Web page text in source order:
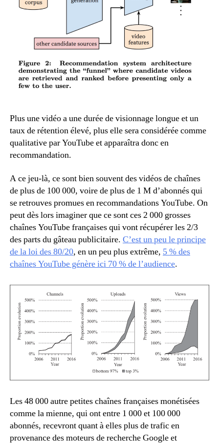
Plus une vidéo a une durée de visionnage longue et un
taux de rétention élevé, plus elle sera considérée comme
qualitative par YouTube et apparaîtra donc en
recommandation.
A ce jeu-là, ce sont bien souvent des vidéos de chaînes
de plus de 100 000, voire de plus de 1 M d’abonnés qui
se retrouves promues en recommandations YouTube. On
peut dès lors imaginer que ce sont ces 2 000 grosses
chaînes YouTube françaises qui vont récupérer les 2/3
des parts du gâteau publicitaire. C’est un peu le principe
de la loi des 80/20, en un peu plus extrême, 5 % des
chaînes YouTube génère ici 70 % de l’audience.
Les 48 000 autre petites chaînes françaises monétisées
comme la mienne, qui ont entre 1 000 et 100 000
abonnés, recevront quant à elles plus de trafic en
provenance des moteurs de recherche Google et